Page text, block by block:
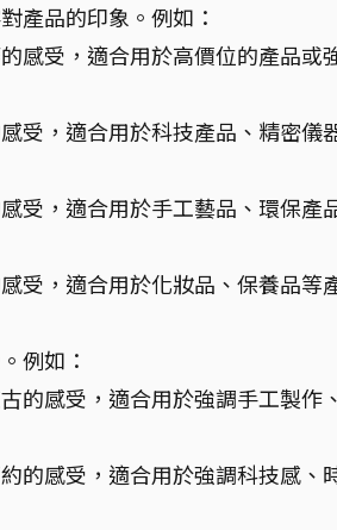
產品的印象。例如：
感受，適合用於高價位的產品或
受，適合用於科技產品、精密儀
受，適合用於手工藝品、環保產
受，適合用於化妝品、保養品等
例如：
的感受，適合用於強調手工製作
的感受，適合用於強調科技感、